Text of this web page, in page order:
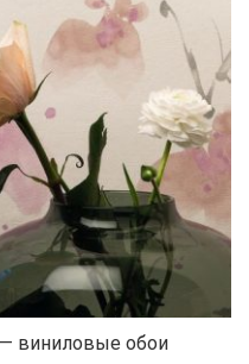
виниловые обои